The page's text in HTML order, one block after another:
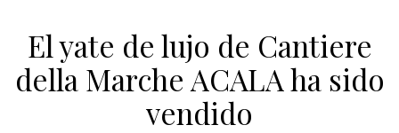
El yate de lujo de Cantiere
della Marche ACALA ha sido
vendido